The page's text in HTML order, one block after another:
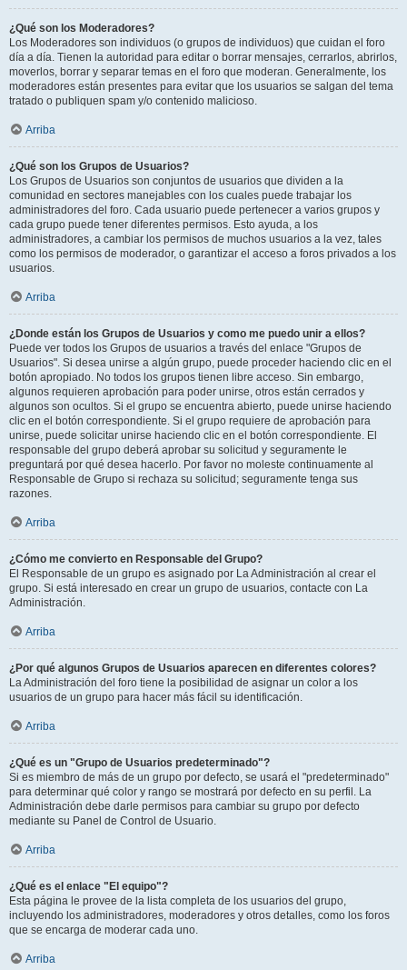
¿Qué son los Moderadores?
Los Moderadores son individuos (o grupos de individuos) que cuidan el foro
día a día. Tienen la autoridad para editar o borrar mensajes, cerrarlos, abrirlos,
moverlos, borrar y separar temas en el foro que moderan. Generalmente, los
moderadores están presentes para evitar que los usuarios se salgan del tema
tratado o publiquen spam y/o contenido malicioso.
Arriba
¿Qué son los Grupos de Usuarios?
Los Grupos de Usuarios son conjuntos de usuarios que dividen a la
comunidad en sectores manejables con los cuales puede trabajar los
administradores del foro. Cada usuario puede pertenecer a varios grupos y
cada grupo puede tener diferentes permisos. Esto ayuda, a los
administradores, a cambiar los permisos de muchos usuarios a la vez, tales
como los permisos de moderador, o garantizar el acceso a foros privados a los
usuarios.
Arriba
¿Donde están los Grupos de Usuarios y como me puedo unir a ellos?
Puede ver todos los Grupos de usuarios a través del enlace "Grupos de
Usuarios". Si desea unirse a algún grupo, puede proceder haciendo clic en el
botón apropiado. No todos los grupos tienen libre acceso. Sin embargo,
algunos requieren aprobación para poder unirse, otros están cerrados y
algunos son ocultos. Si el grupo se encuentra abierto, puede unirse haciendo
clic en el botón correspondiente. Si el grupo requiere de aprobación para
unirse, puede solicitar unirse haciendo clic en el botón correspondiente. El
responsable del grupo deberá aprobar su solicitud y seguramente le
preguntará por qué desea hacerlo. Por favor no moleste continuamente al
Responsable de Grupo si rechaza su solicitud; seguramente tenga sus
razones.
Arriba
¿Cómo me convierto en Responsable del Grupo?
El Responsable de un grupo es asignado por La Administración al crear el
grupo. Si está interesado en crear un grupo de usuarios, contacte con La
Administración.
Arriba
¿Por qué algunos Grupos de Usuarios aparecen en diferentes colores?
La Administración del foro tiene la posibilidad de asignar un color a los
usuarios de un grupo para hacer más fácil su identificación.
Arriba
¿Qué es un "Grupo de Usuarios predeterminado"?
Si es miembro de más de un grupo por defecto, se usará el "predeterminado"
para determinar qué color y rango se mostrará por defecto en su perfil. La
Administración debe darle permisos para cambiar su grupo por defecto
mediante su Panel de Control de Usuario.
Arriba
¿Qué es el enlace "El equipo"?
Esta página le provee de la lista completa de los usuarios del grupo,
incluyendo los administradores, moderadores y otros detalles, como los foros
que se encarga de moderar cada uno.
Arriba